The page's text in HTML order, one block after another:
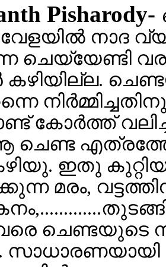
Pisharody-
വേളയില്‍ നാദ
ചെയ്യേണ്ടി
കോര്‍ത്ത്‌
ചെണ്ട
ഇതു
മരം,
ചെണ്ടയുടെ
സാധാരണയായി